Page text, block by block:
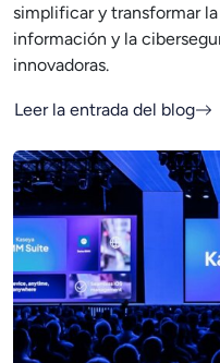
simplificar y transformar
información y la
innovadoras.
Leer la entrada del blog